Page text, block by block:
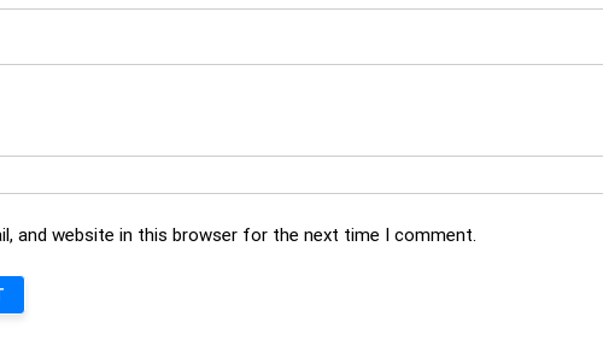
and website in this browser for the next time I comment.